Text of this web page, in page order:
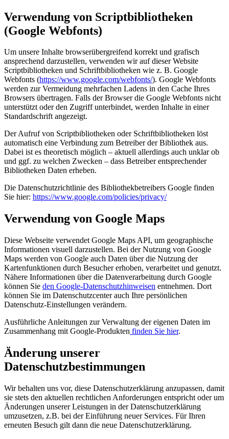
Verwendung von Scriptbibliotheken
(Google Webfonts)
Um unsere Inhalte browserübergreifend korrekt und grafisch
ansprechend darzustellen, verwenden wir auf dieser Website
Scriptbibliotheken und Schriftbibliotheken wie z. B. Google
Webfonts (https://www.google.com/webfonts/). Google Webfonts
werden zur Vermeidung mehrfachen Ladens in den Cache Ihres
Browsers übertragen. Falls der Browser die Google Webfonts nicht
unterstützt oder den Zugriff unterbindet, werden Inhalte in einer
Standardschrift angezeigt.
Der Aufruf von Scriptbibliotheken oder Schriftbibliotheken löst
automatisch eine Verbindung zum Betreiber der Bibliothek aus.
Dabei ist es theoretisch möglich – aktuell allerdings auch unklar ob
und ggf. zu welchen Zwecken – dass Betreiber entsprechender
Bibliotheken Daten erheben.
Die Datenschutzrichtlinie des Bibliothekbetreibers Google finden
Sie hier: https://www.google.com/policies/privacy/
Verwendung von Google Maps
Diese Webseite verwendet Google Maps API, um geographische
Informationen visuell darzustellen. Bei der Nutzung von Google
Maps werden von Google auch Daten über die Nutzung der
Kartenfunktionen durch Besucher erhoben, verarbeitet und genutzt.
Nähere Informationen über die Datenverarbeitung durch Google
können Sie den Google-Datenschutzhinweisen entnehmen. Dort
können Sie im Datenschutzcenter auch Ihre persönlichen
Datenschutz-Einstellungen verändern.
Ausführliche Anleitungen zur Verwaltung der eigenen Daten im
Zusammenhang mit Google-Produkten finden Sie hier.
Änderung unserer
Datenschutzbestimmungen
Wir behalten uns vor, diese Datenschutzerklärung anzupassen, damit
sie stets den aktuellen rechtlichen Anforderungen entspricht oder um
Änderungen unserer Leistungen in der Datenschutzerklärung
umzusetzen, z.B. bei der Einführung neuer Services. Für Ihren
erneuten Besuch gilt dann die neue Datenschutzerklärung.